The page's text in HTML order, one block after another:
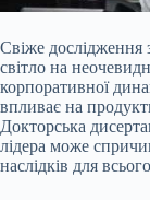
Свіже дослідження
світло на
корпоративної
впливає на
Докторська
лідера може
наслідків для